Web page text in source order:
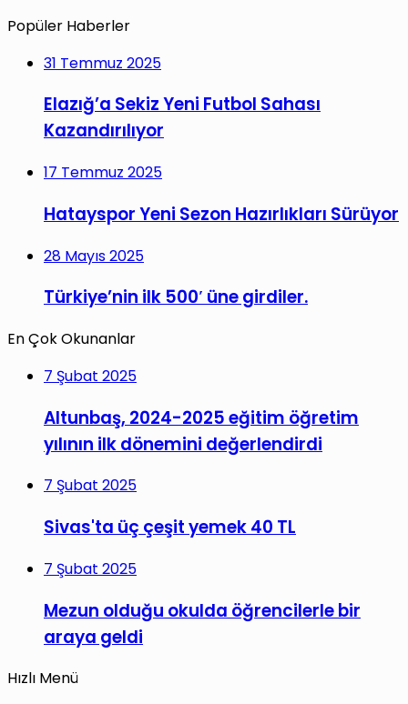
Popüler Haberler
31 Temmuz 2025
Elazığ’a Sekiz Yeni Futbol Sahası
Kazandırılıyor
17 Temmuz 2025
Hatayspor Yeni Sezon Hazırlıkları Sürüyor
28 Mayıs 2025
Türkiye’nin ilk 500′ üne girdiler.
En Çok Okunanlar
7 Şubat 2025
Altunbaş, 2024-2025 eğitim öğretim
yılının ilk dönemini değerlendirdi
7 Şubat 2025
Sivas'ta üç çeşit yemek 40 TL
7 Şubat 2025
Mezun olduğu okulda öğrencilerle bir
araya geldi
Hızlı Menü